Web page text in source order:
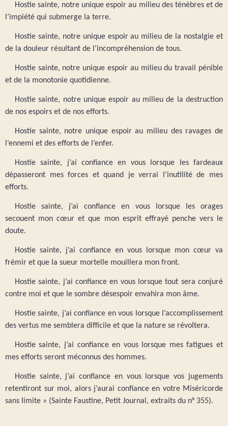
Hostie sainte, notre unique espoir au milieu des ténèbres et de
l’impiété qui submerge la terre.
Hostie sainte, notre unique espoir au milieu de la nostalgie et
de la douleur résultant de l’incompréhension de tous.
Hostie sainte, notre unique espoir au milieu du travail pénible
et de la monotonie quotidienne.
Hostie sainte, notre unique espoir au milieu de la destruction
de nos espoirs et de nos efforts.
Hostie sainte, notre unique espoir au milieu des ravages de
l’ennemi et des efforts de l’enfer.
Hostie sainte, j’ai confiance en vous lorsque les fardeaux
dépasseront mes forces et quand je verrai l’inutilité de mes
efforts.
Hostie sainte, j’ai confiance en vous lorsque les orages
secouent mon cœur et que mon esprit effrayé penche vers le
doute.
Hostie sainte, j’ai confiance en vous lorsque mon cœur va
frémir et que la sueur mortelle mouillera mon front.
Hostie sainte, j’ai confiance en vous lorsque tout sera conjuré
contre moi et que le sombre désespoir envahira mon âme.
Hostie sainte, j’ai confiance en vous lorsque l’accomplissement
des vertus me semblera difficile et que la nature se révoltera.
Hostie sainte, j’ai confiance en vous lorsque mes fatigues et
mes efforts seront méconnus des hommes.
Hostie sainte, j’ai confiance en vous lorsque vos jugements
retentiront sur moi, alors j’aurai confiance en votre Miséricorde
sans limite » (Sainte Faustine, Petit Journal, extraits du n° 355).